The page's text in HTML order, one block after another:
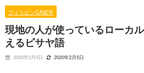
フィリピンCA留学
現地の人が使っているローカ
えるビサヤ語
2020年2月5日 2020年2月5日